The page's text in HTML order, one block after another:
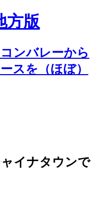
方版
ンバレーから
スを（ほぼ）
イナタウンで